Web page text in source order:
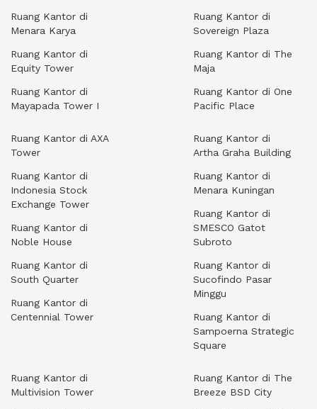
Ruang Kantor di
Menara Karya
Ruang Kantor di
Equity Tower
Ruang Kantor di
Mayapada Tower I
Ruang Kantor di
Sovereign Plaza
Ruang Kantor di The
Maja
Ruang Kantor di One
Pacific Place
Ruang Kantor di AXA
Tower
Ruang Kantor di
Indonesia Stock
Exchange Tower
Ruang Kantor di
Noble House
Ruang Kantor di
South Quarter
Ruang Kantor di
Centennial Tower
Ruang Kantor di
Artha Graha Building
Ruang Kantor di
Menara Kuningan
Ruang Kantor di
SMESCO Gatot
Subroto
Ruang Kantor di
Sucofindo Pasar
Minggu
Ruang Kantor di
Sampoerna Strategic
Square
Ruang Kantor di
Multivision Tower
Ruang Kantor di The
Breeze BSD City